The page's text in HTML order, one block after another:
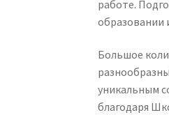
работе.
образовании
Большое
уникальным
благодаря